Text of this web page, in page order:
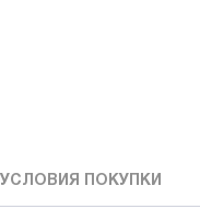
УСЛОВИЯ ПОКУПКИ